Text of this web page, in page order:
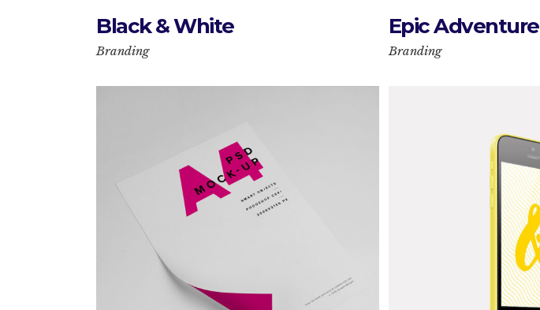
Black & White
Branding
Epic Adventure
Branding